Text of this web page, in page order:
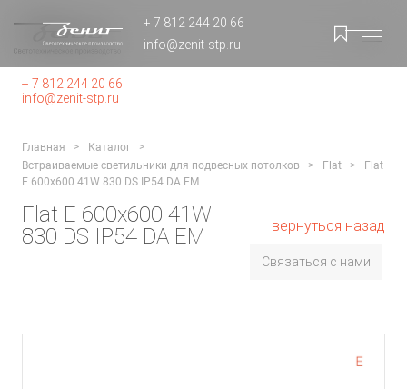
+ 7 812 244 20 66
info@zenit-stp.ru
+ 7 812 244 20 66
info@zenit-stp.ru
Главная
Каталог
Встраиваемые светильники для подвесных потолков
Flat
Flat
E 600x600 41W 830 DS IP54 DA EM
Flat E 600x600 41W
830 DS IP54 DA EM
Связаться с нами
вернуться назад